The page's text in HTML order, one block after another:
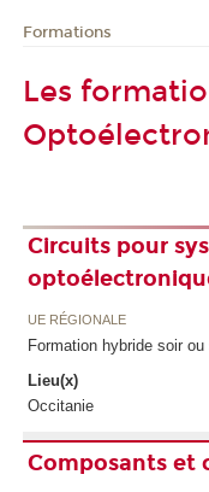
Formations
Les
Circuits pour
UE RÉGIONALE
Formation hybride soir ou
Lieu(x)
Occitanie
Composants et